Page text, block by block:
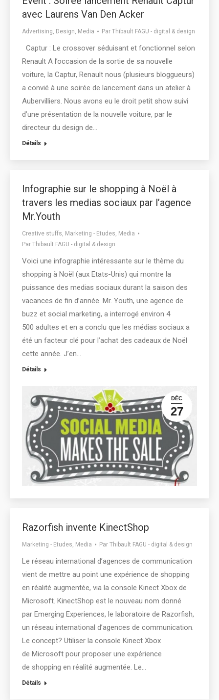
avec Laurens Van Den Acker
Advertising Design Media Par Thibault FAGU - digital & design
Captur : Le crossover séduisant et fonctionnel selon
Renault A l’occasion de la sortie de sa nouvelle
voiture, la Captur, Renault nous (plusieurs bloggueurs)
a convié à une soirée de lancement dans un atelier à
Aubervilliers. Nous avons eu le droit petit show suivi
d’une présentation de la nouvelle voiture, par le
directeur du design de…
Détails
Infographie sur le shopping à Noël à
travers les medias sociaux par l’agence
Mr.Youth
Creative stuffs Marketing - Etudes Media
Par Thibault FAGU - digital & design
Voici une infographie intéressante sur le thème du
shopping à Noël (aux Etats-Unis) qui montre la
puissance des medias sociaux durant la saison des
vacances de fin d’année. Mr. Youth, une agence de
buzz et social marketing, a interrogé environ 4
500 adultes et en a conclu que les médias sociaux a
été un facteur clé pour l’achat des cadeaux de Noël
cette année. J’en…
Détails
DÉC
27
Razorfish invente KinectShop
Marketing - Etudes, Media Par Thibault FAGU - digital & design
Le réseau international d’agences de communication
vient de mettre au point une expérience de shopping
en réalité augmentée, via la console Kinect Xbox de
Microsoft. KinectShop est le nouveau nom donné
par Emerging Experiences, le laboratoire de Razorfish,
un réseau international d’agences de communication.
Le concept? Utiliser la console Kinect Xbox
de Microsoft pour proposer une expérience
de shopping en réalité augmentée. Le…
Détails